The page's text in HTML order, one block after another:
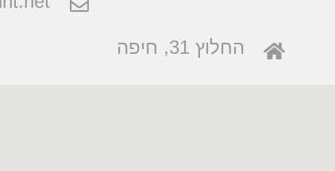
החלוץ 31, חיפה